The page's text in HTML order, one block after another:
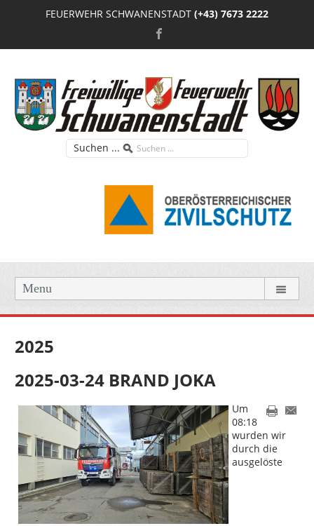
FEUERWEHR SCHWANENSTADT (+43) 7673 2222
Suchen ...
Menu
2025
2025-03-24 BRAND JOKA
Um
08:18
wurden wir
durch die
ausgelöste